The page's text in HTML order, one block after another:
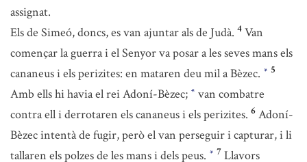
assignat.
Els de Simeó, doncs, es van ajuntar als de Judà. 4 Van
començar la guerra i el Senyor va posar a les seves mans els
cananeus i els perizites: en mataren deu mil a Bèzec. * 5
Amb ells hi havia el rei Adoní-Bèzec; * van combatre
contra ell i derrotaren els cananeus i els perizites. 6 Adoní-
Bèzec intentà de fugir, però el van perseguir i capturar, i li
tallaren els polzes de les mans i dels peus. * 7 Llavors